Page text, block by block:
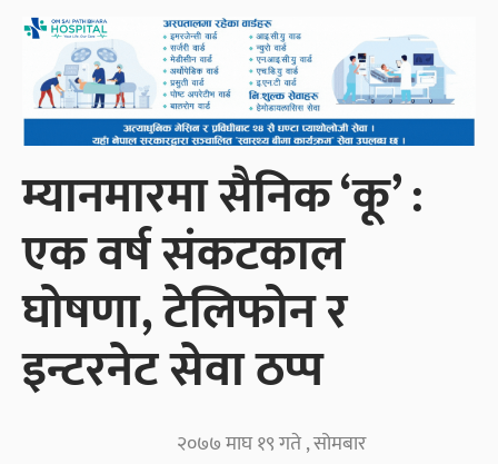
म्यानमारमा सैनिक ‘कू’ :
एक वर्ष संकटकाल
घोषणा, टेलिफोन र
इन्टरनेट सेवा ठप्प
२०७७ माघ १९ गते , सोमबार